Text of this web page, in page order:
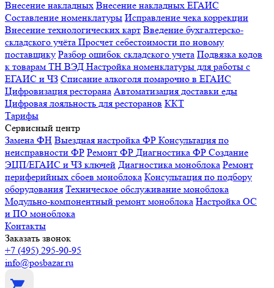
Внесение накладных Внесение накладных ЕГАИС
Составление номенклатуры Исправление чека коррекции
Внесение технологических карт Введение бухгалтерско-
складского учёта Просчет себестоимости по новому
поставщику Разбор ошибок складского учета Подвязка кодов
к товарам ТН ВЭД Настройка номенклатуры для работы с
ЕГАИС и ЧЗ Списание алкоголя помарочно в ЕГАИС
Цифровизация ресторана Автоматизация доставки еды
Цифровая лояльность для ресторанов ККТ
Тарифы
Сервисный центр
Замена ФН Выездная настройка ФР Консультация по
неисправности ФР Ремонт ФР Диагностика ФР Создание
ЭЦП/ЕГАИС и ЧЗ ключей Диагностика моноблока Ремонт
периферийных сбоев моноблока Консультация по подбору
оборудования Техническое обслуживание моноблока
Модульно-компонентный ремонт моноблока Настройка ОС
и ПО моноблока
Контакты
Заказать звонок
+7 (495) 295-90-95
info@posbazar.ru